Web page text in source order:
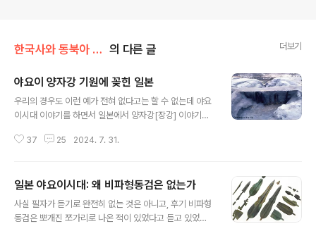
한국사와 동북아 민족의 기원 의 다른 글 더보기
야요이 양자강 기원에 꽂힌 일본
우리의 경우도 이런 예가 전혀 없다고는 할 수 없는데 야요
이시대 이야기를 하면서 일본에서 양자강[장강] 이야기를
야요이문화가 들어왔다는 것으로 황해를 바로 건너 일본열
대 기원을 양자강 도작에서 찾는다는 점에서 동일한 이야
기이다. 필자의 생각은 이렇다. 첫째로 한반도 남단의 문화
가 양자강 유역과 직접 관련이 있음이 확인되지 않는 한, 일
37 25 2024. 7. 31.
일본 야요이시대: 왜 비파형동검은 없는가
사실 필자가 듣기로 완전히 없는 것은 아니고, 후기 비파형
동검은 뽀개진 쪼가리로 나온 적이 있었다고 듣고 있었